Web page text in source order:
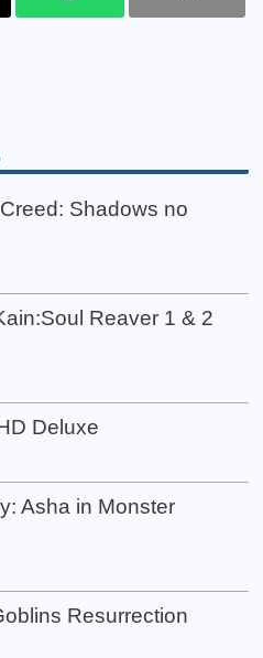
Shadows no
Reaver 1 & 2
Deluxe
Asha in Monster
Resurrection